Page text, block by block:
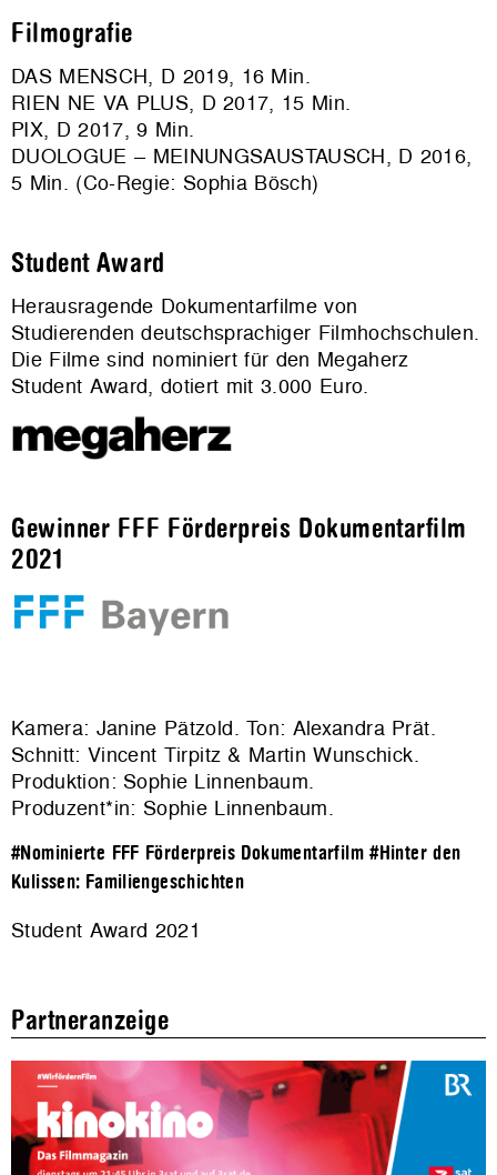
Filmografie
DAS MENSCH, D 2019, 16 Min.
RIEN NE VA PLUS, D 2017, 15 Min.
PIX, D 2017, 9 Min.
DUOLOGUE – MEINUNGSAUSTAUSCH, D 2016,
5 Min. (Co-Regie: Sophia Bösch)
Student Award
Herausragende Dokumentarfilme von
Studierenden deutschsprachiger Filmhochschulen.
Die Filme sind nominiert für den Megaherz
Student Award, dotiert mit 3.000 Euro.
Gewinner FFF Förderpreis Dokumentarfilm
2021
Kamera: Janine Pätzold. Ton: Alexandra Prät.
Schnitt: Vincent Tirpitz & Martin Wunschick.
Produktion: Sophie Linnenbaum.
Produzent*in: Sophie Linnenbaum.
#Nominierte FFF Förderpreis Dokumentarfilm #Hinter den
Kulissen: Familiengeschichten
Student Award 2021
Partneranzeige